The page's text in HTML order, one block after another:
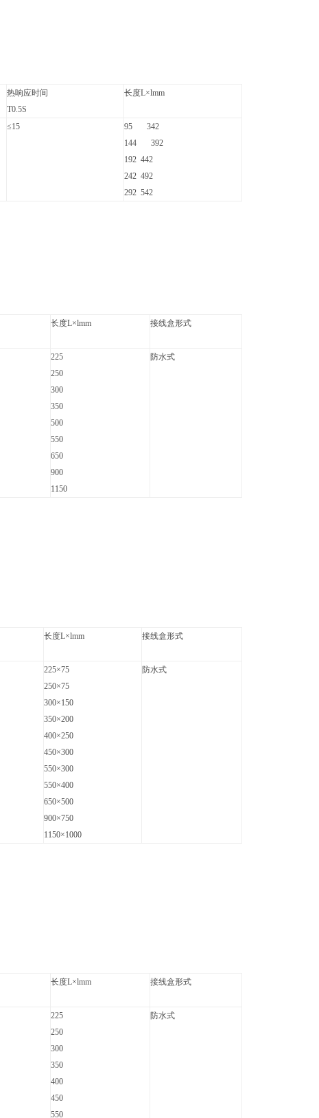
热响应时间
T0.5S
长度L×lmm
≤15
95 342
144 392
192 442
242 492
292 542
长度L×lmm 接线盒形式
225
250
300
350
500
550
650
900
1150
防水式
长度L×lmm 接线盒形式
225×75
250×75
300×150
350×200
400×250
450×300
550×300
550×400
650×500
900×750
1150×1000
防水式
长度L×lmm 接线盒形式
225
250
300
350
400
450
550
防水式